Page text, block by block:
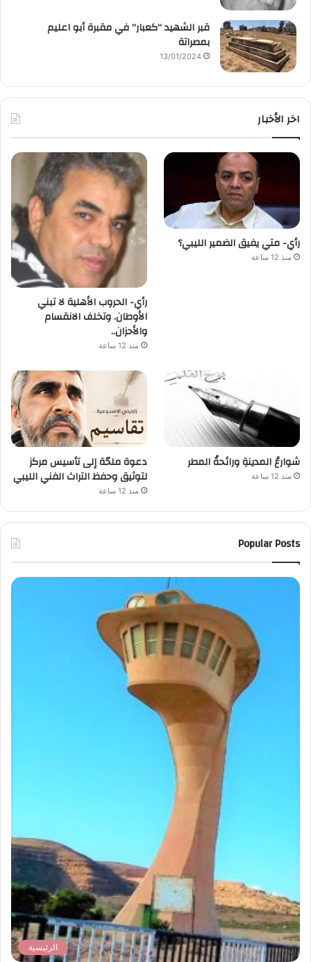
قبر الشهيد “كعبار” في مقبرة أبو اعليم
بمصراتة
13/01/2024
اخر الأخبار
رأي- متي يفيق الضمير الليبي؟
منذ 12 ساعة
رأي- الحروب الأهلية لا تبني
الأوطان. وتخلف الانقسام
والأحزان..
منذ 12 ساعة
شوارعُ المدينةِ ورائحةُ المطر
منذ 12 ساعة
دعوة ملحّة إلى تأسيس مركز
لتوثيق وحفظ التراث الفني الليبي
منذ 12 ساعة
Popular Posts
الرئيسية